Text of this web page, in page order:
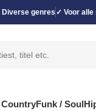
genres ✓ Voor alle
Funk / Soul